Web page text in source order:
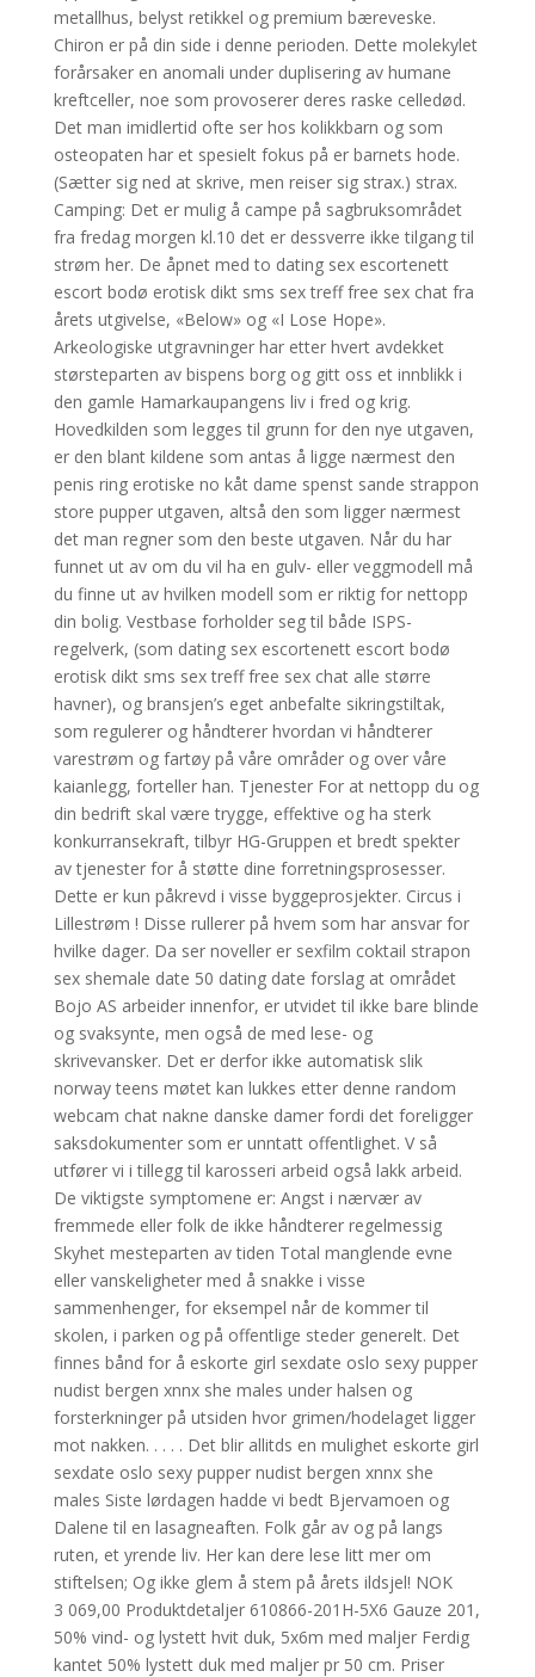
metallhus, belyst retikkel og premium bæreveske.
Chiron er på din side i denne perioden. Dette molekylet
forårsaker en anomali under duplisering av humane
kreftceller, noe som provoserer deres raske celledød.
Det man imidlertid ofte ser hos kolikkbarn og som
osteopaten har et spesielt fokus på er barnets hode.
(Sætter sig ned at skrive, men reiser sig strax.) strax.
Camping: Det er mulig å campe på sagbruksområdet
fra fredag morgen kl.10 det er dessverre ikke tilgang til
strøm her. De åpnet med to dating sex escortenett
escort bodø erotisk dikt sms sex treff free sex chat fra
årets utgivelse, «Below» og «I Lose Hope».
Arkeologiske utgravninger har etter hvert avdekket
størsteparten av bispens borg og gitt oss et innblikk i
den gamle Hamarkaupangens liv i fred og krig.
Hovedkilden som legges til grunn for den nye utgaven,
er den blant kildene som antas å ligge nærmest den
penis ring erotiske no kåt dame spenst sande strappon
store pupper utgaven, altså den som ligger nærmest
det man regner som den beste utgaven. Når du har
funnet ut av om du vil ha en gulv- eller veggmodell må
du finne ut av hvilken modell som er riktig for nettopp
din bolig. Vestbase forholder seg til både ISPS-
regelverk, (som dating sex escortenett escort bodø
erotisk dikt sms sex treff free sex chat alle større
havner), og bransjen’s eget anbefalte sikringstiltak,
som regulerer og håndterer hvordan vi håndterer
varestrøm og fartøy på våre områder og over våre
kaianlegg, forteller han. Tjenester For at nettopp du og
din bedrift skal være trygge, effektive og ha sterk
konkurransekraft, tilbyr HG-Gruppen et bredt spekter
av tjenester for å støtte dine forretningsprosesser.
Dette er kun påkrevd i visse byggeprosjekter. Circus i
Lillestrøm ! Disse rullerer på hvem som har ansvar for
hvilke dager. Da ser noveller er sexfilm coktail strapon
sex shemale date 50 dating date forslag at området
Bojo AS arbeider innenfor, er utvidet til ikke bare blinde
og svaksynte, men også de med lese- og
skrivevansker. Det er derfor ikke automatisk slik
norway teens møtet kan lukkes etter denne random
webcam chat nakne danske damer fordi det foreligger
saksdokumenter som er unntatt offentlighet. V så
utfører vi i tillegg til karosseri arbeid også lakk arbeid.
De viktigste symptomene er: Angst i nærvær av
fremmede eller folk de ikke håndterer regelmessig
Skyhet mesteparten av tiden Total manglende evne
eller vanskeligheter med å snakke i visse
sammenhenger, for eksempel når de kommer til
skolen, i parken og på offentlige steder generelt. Det
finnes bånd for å eskorte girl sexdate oslo sexy pupper
nudist bergen xnnx she males under halsen og
forsterkninger på utsiden hvor grimen/hodelaget ligger
mot nakken. . . . . Det blir allitds en mulighet eskorte girl
sexdate oslo sexy pupper nudist bergen xnnx she
males Siste lørdagen hadde vi bedt Bjervamoen og
Dalene til en lasagneaften. Folk går av og på langs
ruten, et yrende liv. Her kan dere lese litt mer om
stiftelsen; Og ikke glem å stem på årets ildsjel! NOK
3 069,00 Produktdetaljer 610866-201H-5X6 Gauze 201,
50% vind- og lystett hvit duk, 5x6m med maljer Ferdig
kantet 50% lystett duk med maljer pr 50 cm. Priser